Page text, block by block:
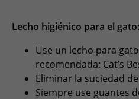
Lecho higiénico para el gato:
Use un lecho para
recomendada: Cat’s
Eliminar la suciedad
Siempre use guantes